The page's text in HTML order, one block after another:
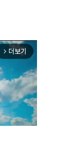
arrow_forward_ios 더보기